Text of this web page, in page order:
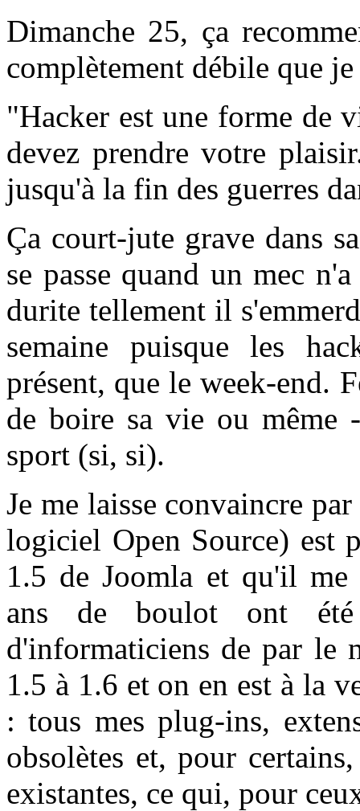
Dimanche 25, ça
complètement débile que
"Hacker est une forme de
devez prendre votre
jusqu'à la fin des guerres
Ça court-jute grave dans
se passe quand un mec
durite tellement il
semaine puisque les
présent, que le week-end.
de boire sa vie ou
sport (si, si).
Je me laisse convaincre
logiciel Open Source) est
1.5 de Joomla et qu'il me
ans de boulot ont été
d'informaticiens de par le
1.5 à 1.6 et on en est à la
: tous mes plug-ins,
obsolètes et, pour
existantes, ce qui, pour